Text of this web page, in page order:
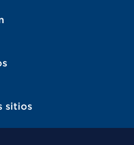
sitios